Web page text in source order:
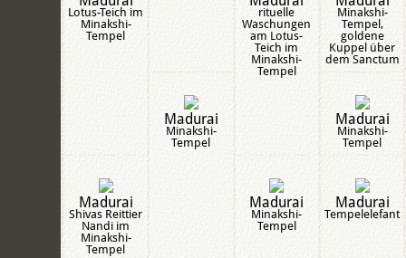
Lotus-Teich im
Minakshi-
Tempel
rituelle
Waschungen
am Lotus-
Teich im
Minakshi-
Tempel
Minakshi-
Tempel,
goldene
Kuppel über
dem Sanctum
Madurai
Minakshi-
Tempel
Madurai
Minakshi-
Tempel
Madurai
Shivas Reittier
Nandi im
Minakshi-
Tempel
Madurai
Minakshi-
Tempel
Madurai
Tempelelefant